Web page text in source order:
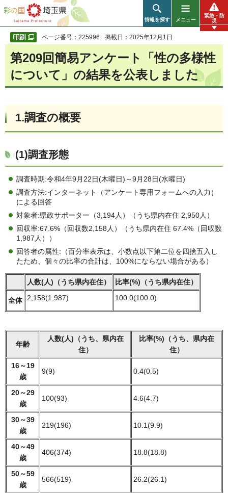
彩の国 埼玉県
情報を探す メニュー
緊急・防
災
ページ番号：225996 掲載日：2025年12月1日
第209回簡易アンケート「性の多様性
について」の結果を公表しました
1.調査の概要
(1)調査形態
調査時期:令和4年9月22日(木曜日)～9月28日(水曜日)
調査方法:インターネット（アンケート専用フォームへの入力）
による回答
対象者:県政サポーター（3,194人）（うち県内在住 2,950人）
回収率:67.6%（回収数2,158人）（うち県内在住 67.4%（回収数
1,987人））
回答者の属性:（百分率表示は、小数点以下第二位を四捨五入し
たため、個々の比率の合計は、100%にならない場合がある）
人数(人)（うち県内在住） 比率(%)（うち県内在住）
全体 2,158(1,987) 100.0(100.0)
年齢
人数(人)（うち、県内在
住）
比率(%)（うち、県内在
住）
16～19
歳
9(9) 0.4(0.5)
20～29
歳
100(93) 4.6(4.7)
30～39
歳
219(196) 10.1(9.9)
40～49
歳
406(374) 18.8(18.8)
50～59
歳
566(519) 26.2(26.1)